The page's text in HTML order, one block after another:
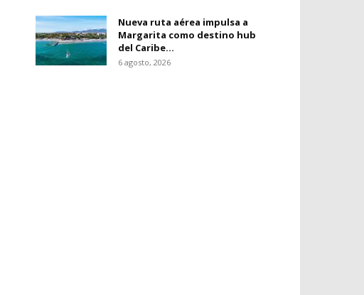
Nueva ruta aérea impulsa a
Margarita como destino hub
del Caribe...
6 agosto, 2026